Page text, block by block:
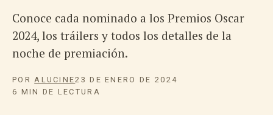
Conoce cada nominado a los Premios Oscar
2024, los tráilers y todos los detalles de la
noche de premiación.
PORALUCINE23 DE ENERO DE 2024
6 MIN DE LECTURA